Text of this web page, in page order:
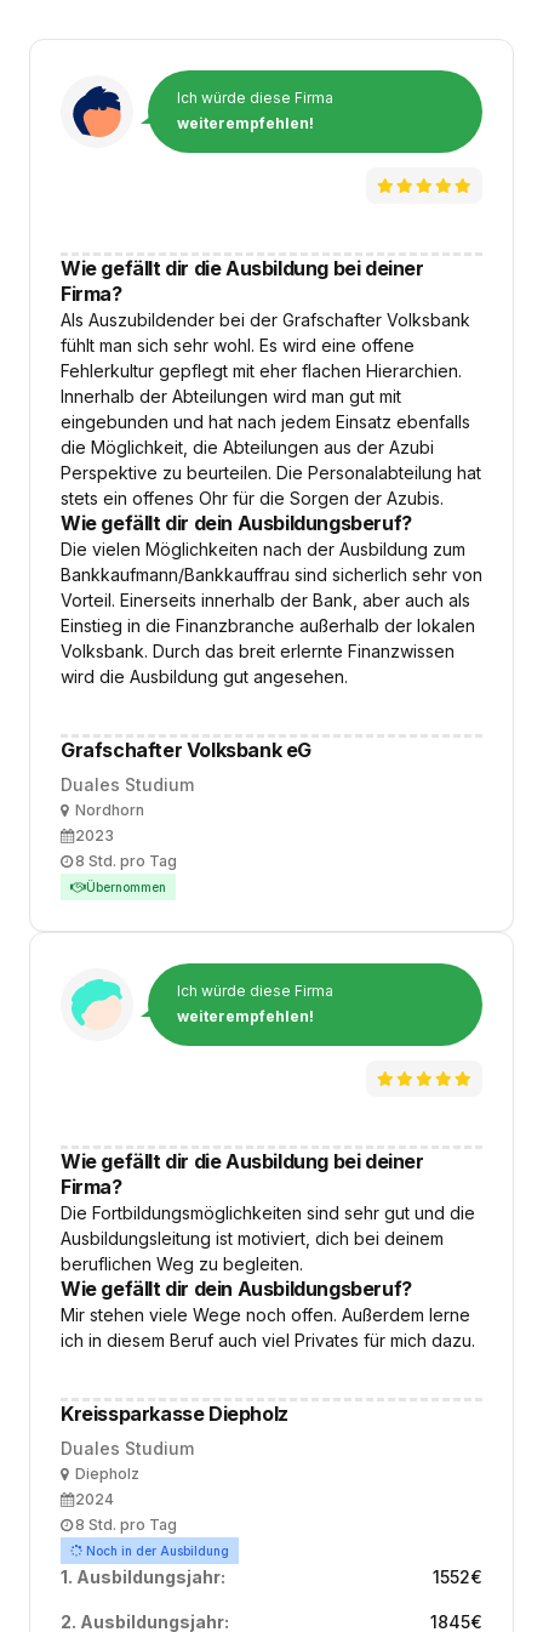
Ich würde diese Firma
weiterempfehlen!
Wie gefällt dir die Ausbildung bei deiner
Firma?
Als Auszubildender bei der Grafschafter Volksbank
fühlt man sich sehr wohl. Es wird eine offene
Fehlerkultur gepflegt mit eher flachen Hierarchien.
Innerhalb der Abteilungen wird man gut mit
eingebunden und hat nach jedem Einsatz ebenfalls
die Möglichkeit, die Abteilungen aus der Azubi
Perspektive zu beurteilen. Die Personalabteilung hat
stets ein offenes Ohr für die Sorgen der Azubis.
Wie gefällt dir dein Ausbildungsberuf?
Die vielen Möglichkeiten nach der Ausbildung zum
Bankkaufmann/Bankkauffrau sind sicherlich sehr von
Vorteil. Einerseits innerhalb der Bank, aber auch als
Einstieg in die Finanzbranche außerhalb der lokalen
Volksbank. Durch das breit erlernte Finanzwissen
wird die Ausbildung gut angesehen.
Grafschafter Volksbank eG
Duales Studium
OrtNordhorn
Ausbildungsbeginn
2023
Arbeitszeit
8 Std. pro Tag
Übernommen
Ich würde diese Firma
weiterempfehlen!
Wie gefällt dir die Ausbildung bei deiner
Firma?
Die Fortbildungsmöglichkeiten sind sehr gut und die
Ausbildungsleitung ist motiviert, dich bei deinem
beruflichen Weg zu begleiten.
Wie gefällt dir dein Ausbildungsberuf?
Mir stehen viele Wege noch offen. Außerdem lerne
ich in diesem Beruf auch viel Privates für mich dazu.
Kreissparkasse Diepholz
Duales Studium
OrtDiepholz
Ausbildungsbeginn
2024
Arbeitszeit
8 Std. pro Tag
Noch in der Ausbildung
1. Ausbildungsjahr: 1552€
2. Ausbildungsjahr: 1845€